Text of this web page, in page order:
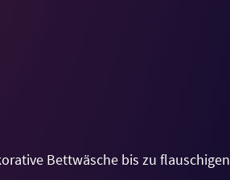
Bettwäsche bis zu flauschigen